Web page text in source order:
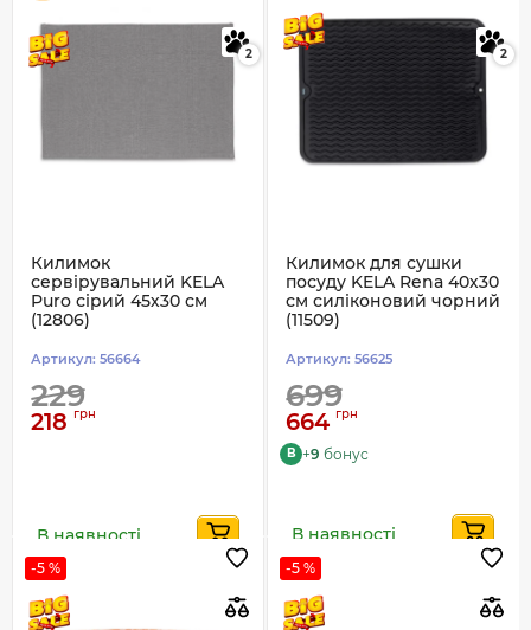
2
Килимок
сервірувальний KELA
Puro сірий 45х30 см
(12806)
Артикул: 56664
229
218 грн
В наявності
2
Килимок для сушки
посуду KELA Rena 40х30
см силіконовий чорний
(11509)
Артикул: 56625
699
664 грн
B +9 бонус
В наявності
-5 % -5 %